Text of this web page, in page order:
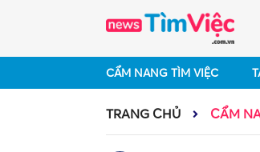
CẨM NANG TÌM VIỆC
TRANG CHỦ CẨM